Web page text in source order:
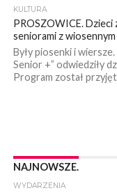
KULTURA
PROSZOWICE. Dzieci
seniorami z
Były piosenki i
Senior +” odwiedziły
Program został
NAJNOWSZE.
WYDARZENIA